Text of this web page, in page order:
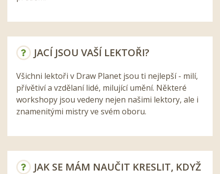
JACÍ JSOU VAŠÍ LEKTOŘI?
Všichni lektoři v Draw Planet jsou ti nejlepší - milí,
přívětiví a vzdělaní lidé, milující umění. Některé
workshopy jsou vedeny nejen našimi lektory, ale i
znamenitými mistry ve svém oboru.
JAK SE MÁM NAUČIT KRESLIT, KDYŽ